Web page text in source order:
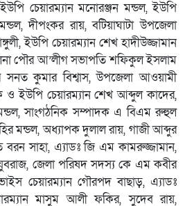
চেয়ারম্যান মনোরঞ্জন মন্ডল, ইউপি
দীপংকর রায়, বটিয়াঘাটা উপজেলা
ইউপি চেয়ারম্যান শেখ হাদীউজ্জামান
পৌর আ’লীগ সভাপতি শফিকুল ইসলাম
কুমার বিশ্বাস, উপজেলা আওয়ামী
ও ইউপি চেয়ারম্যান শেখ আব্দুল কাদের,
সাংগঠনিক সম্পাদক এ বিএম রুহুল
মন্ডল, অধ্যাপক দুলাল রায়, গাজী আব্দুর
বরন সাহা, এ্যাডঃ জি এম কামরুজ্জামান,
জেলা পরিষদ সদস্য কে এম কবীর
চেয়ারম্যান গৌরপদ বাছাড়, এ্যাডঃ
মাসুম আলী ফকির, সুদেব রায়,